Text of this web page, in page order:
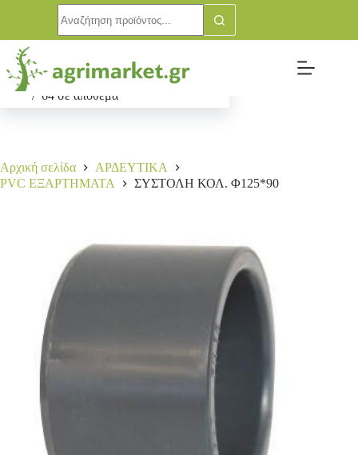
ΣΥΣΤΟΛΗ ΚΟΛ. Φ125*90
5,80€
64 σε απόθεμα
Αγορά
Αρχική σελίδα
ΑΡΔΕΥΤΙΚΑ
PVC ΕΞΑΡΤΗΜΑΤΑ
ΣΥΣΤΟΛΗ ΚΟΛ. Φ125*90